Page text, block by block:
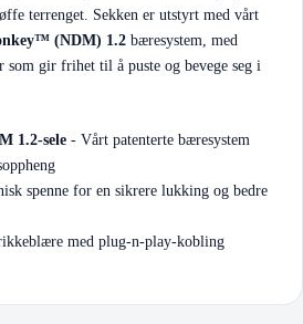
terrenget. Sekken er utstyrt med vårt
(NDM) 1.2 bæresystem, med
som gir frihet til å puste og bevege seg i
1.2-sele - Vårt patenterte bæresystem
spenne for en sikrere lukking og bedre
med plug-n-play-kobling